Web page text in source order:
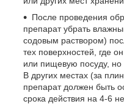
После проведения
препарат убрать
содовым раствором)
тех поверхностей, где
или пищевую посуду, но
В других местах (за
препарат должен быть
срока действия на 4-6